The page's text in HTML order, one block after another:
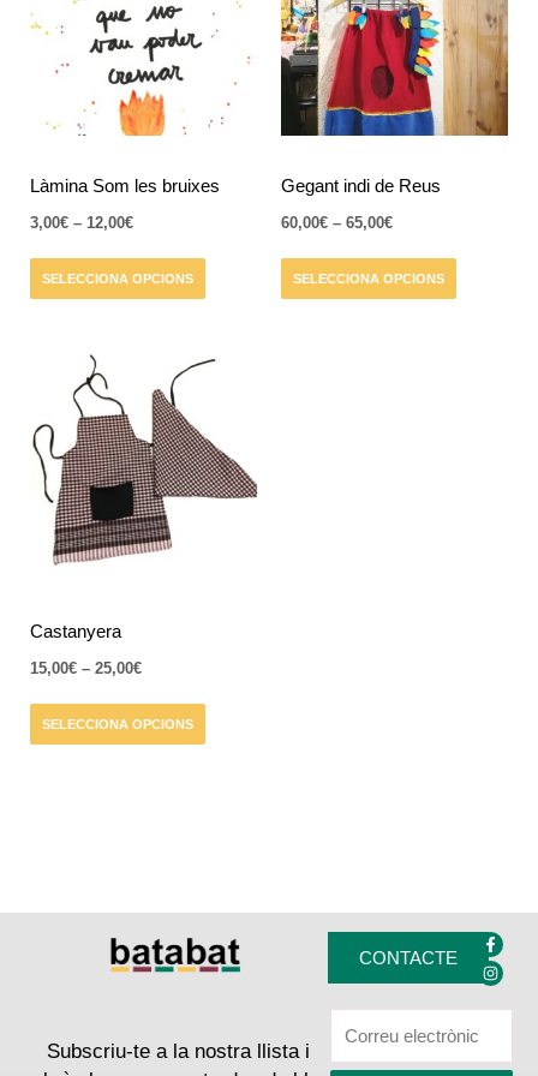
Làmina Som les bruixes
3,00€ – 12,00€
12,00€
SELECCIONA OPCIONS
diverses
variants.
Les
es
triar
pàgina
del
Gegant indi de Reus
60,00€ – 65,00€
65,00€
SELECCIONA OPCIONS
diverses
variants.
Les
opcions
triar
pàgina
del
Castanyera
15,00€ – 25,00€
Interval
preus:
15,00€
a
25,00€
SELECCIONA OPCIONS
producte
té
diverses
variants.
Les
opcions
triar
pàgina
del
CONTACTE
F
a
c
e
o
-
I
n
s
t
g
m
Subscriu-te a la nostra llista i